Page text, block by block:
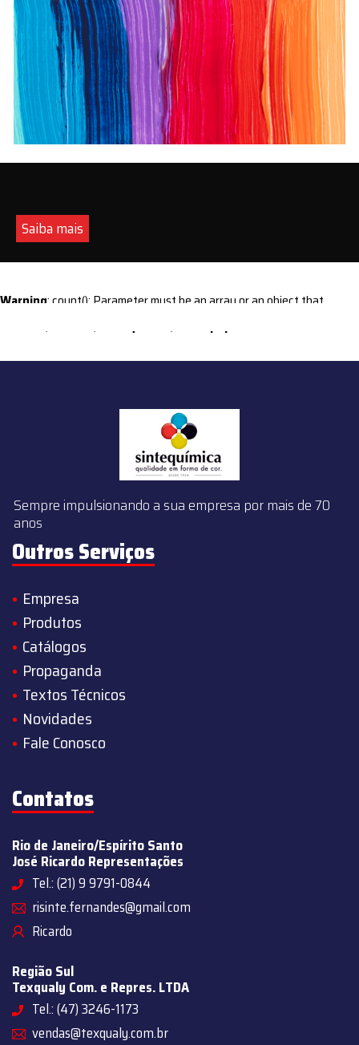
Saiba mais
Warning: count(): Parameter must be an array or an object that
content/themes/sintequimica/index.php
Sempre impulsionando a sua empresa por mais de 70
anos
Outros Serviços
Empresa
Produtos
Catálogos
Propaganda
Textos Técnicos
Novidades
Fale Conosco
Contatos
Rio de Janeiro/Espírito Santo
José Ricardo Representações
Tel.: (21) 9 9791-0844
risinte.fernandes@gmail.com
Ricardo
Região Sul
Texqualy Com. e Repres. LTDA
Tel.: (47) 3246-1173
vendas@texqualy.com.br